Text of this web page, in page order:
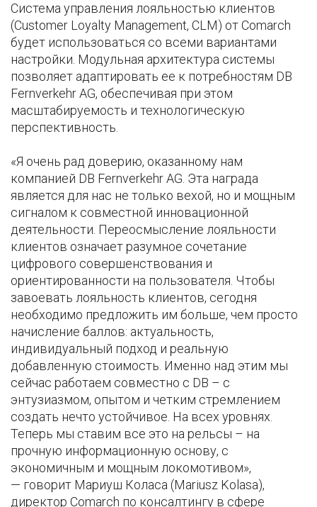
Система управления лояльностью клиентов
(Customer Loyalty Management, CLM) от Comarch
будет использоваться со всеми вариантами
настройки. Модульная архитектура системы
позволяет адаптировать ее к потребностям DB
Fernverkehr AG, обеспечивая при этом
масштабируемость и технологическую
перспективность.
«Я очень рад доверию, оказанному нам
компанией DB Fernverkehr AG. Эта награда
является для нас не только вехой, но и мощным
сигналом к совместной инновационной
деятельности. Переосмысление лояльности
клиентов означает разумное сочетание
цифрового совершенствования и
ориентированности на пользователя. Чтобы
завоевать лояльность клиентов, сегодня
необходимо предложить им больше, чем просто
начисление баллов: актуальность,
индивидуальный подход и реальную
добавленную стоимость. Именно над этим мы
сейчас работаем совместно с DB – с
энтузиазмом, опытом и четким стремлением
создать нечто устойчивое. На всех уровнях.
Теперь мы ставим все это на рельсы – на
прочную информационную основу, с
экономичным и мощным локомотивом»,
— говорит Мариуш Коласа (Mariusz Kolasa),
директор Comarch по консалтингу в сфере